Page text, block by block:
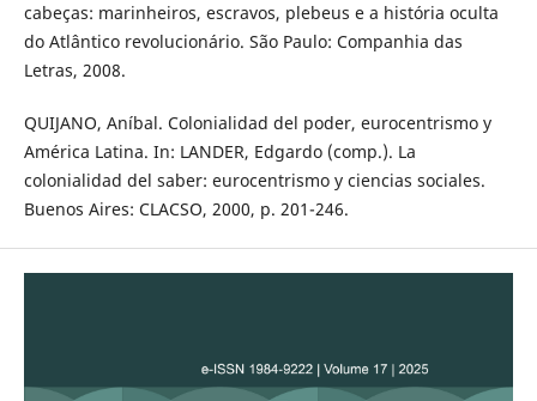
cabeças: marinheiros, escravos, plebeus e a história oculta
do Atlântico revolucionário. São Paulo: Companhia das
Letras, 2008.
QUIJANO, Aníbal. Colonialidad del poder, eurocentrismo y
América Latina. In: LANDER, Edgardo (comp.). La
colonialidad del saber: eurocentrismo y ciencias sociales.
Buenos Aires: CLACSO, 2000, p. 201-246.